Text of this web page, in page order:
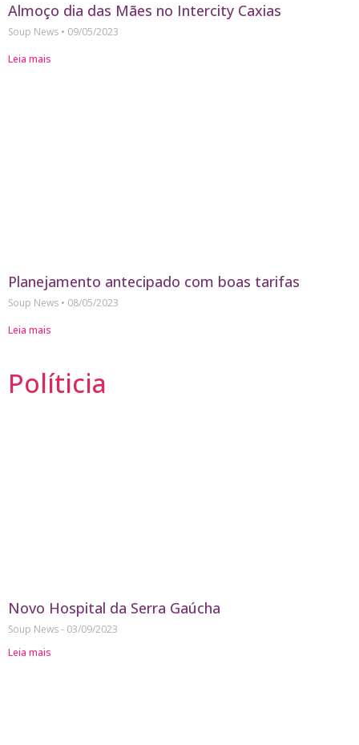
Almoço dia das Mães no Intercity Caxias
Soup News
09/05/2023
Leia mais
Planejamento antecipado com boas tarifas
Soup News
08/05/2023
Leia mais
Políticia
Novo Hospital da Serra Gaúcha
Soup News
03/09/2023
Leia mais